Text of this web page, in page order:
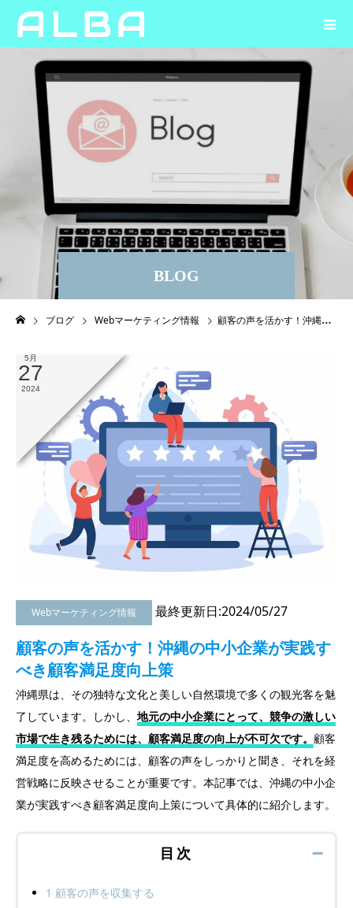
BLOG
ブログ Webマーケティング情報 顧客の声を活かす！沖縄の中小企業が実践すべき顧客満足度向上策
5月
27
2024
Webマーケティング情報 最終更新日:2024/05/27
顧客の声を活かす！沖縄の中小企業が実践す
べき顧客満足度向上策
沖縄県は、その独特な文化と美しい自然環境で多くの観光客を魅
了しています。しかし、 地元の中小企業にとって、競争の激しい
市場で生き残るためには、顧客満足度の向上が不可欠です。 顧客
満足度を高めるためには、顧客の声をしっかりと聞き、それを経
営戦略に反映させることが重要です。本記事では、沖縄の中小企
業が実践すべき顧客満足度向上策について具体的に紹介します。
目次 ➖
1 顧客の声を収集する